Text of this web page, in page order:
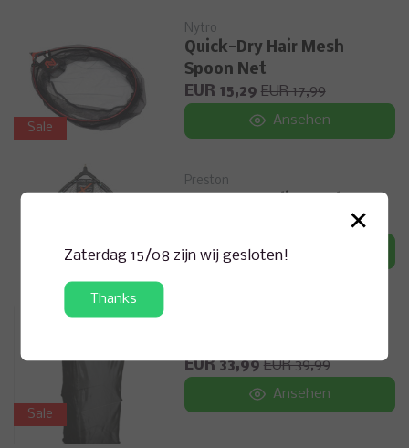
Sale
Nytro
Quick-Dry Hair Mesh
Spoon Net
EUR 15,29 EUR 17,99
Ansehen
Preston
Ansehen
Sale
EUR 33,99 EUR 39,99
Ansehen
×
Zaterdag 15/08 zijn wij gesloten!
Thanks